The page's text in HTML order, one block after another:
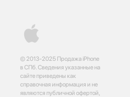
© 2013-2025 Продажа iPhone
в СПб. Сведения указанные на
сайте приведены как
справочная информация и не
являются публичной офертой,